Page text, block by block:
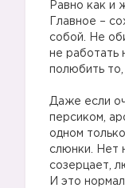
Равно как и
Главное –
собой. Не
не работать
полюбить
Даже если
персиком,
одном
слюнки. Нет
созерцает,
И это